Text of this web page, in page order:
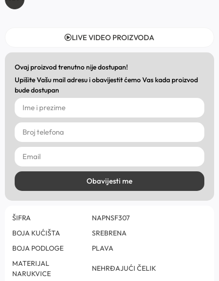
LIVE VIDEO PROIZVODA
Ovaj proizvod trenutno nije dostupan!
Upišite Vašu mail adresu i obavijestit ćemo Vas kada proizvod
bude dostupan
Obavijesti me
ŠIFRA
NAPNSF307
BOJA KUĆIŠTA
SREBRENA
BOJA PODLOGE
PLAVA
MATERIJAL
NARUKVICE
NEHRĐAJUĆI ČELIK